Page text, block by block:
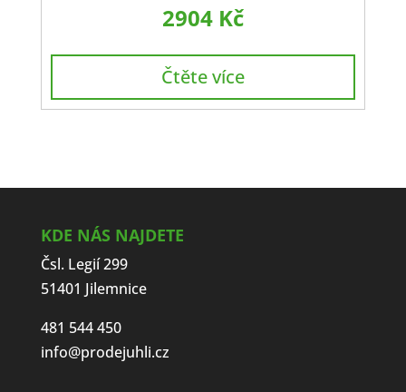
2904 Kč
Čtěte více
KDE NÁS NAJDETE
Čsl. Legií 299
51401 Jilemnice
481 544 450
info@prodejuhli.cz